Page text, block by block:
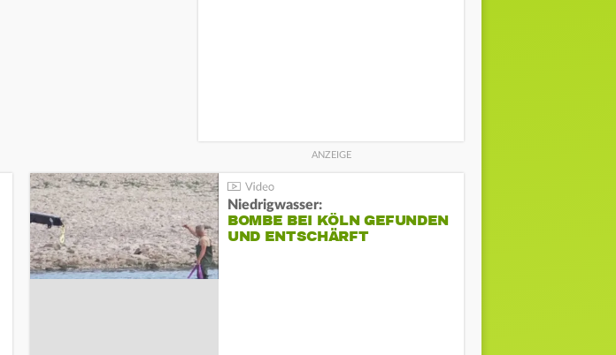
Niedrigwasser:
BOMBE BEI KÖLN GEFUNDEN
UND ENTSCHÄRFT